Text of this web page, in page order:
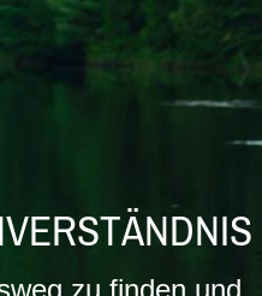
zu finden und